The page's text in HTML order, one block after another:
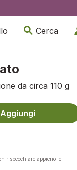
Cerca
da circa 110 g
Aggiungi
rispecchiare appieno le